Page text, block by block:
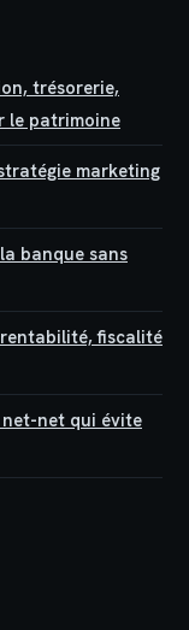
trésorerie,
le patrimoine
stratégie marketing
banque sans
fiscalité
net qui évite